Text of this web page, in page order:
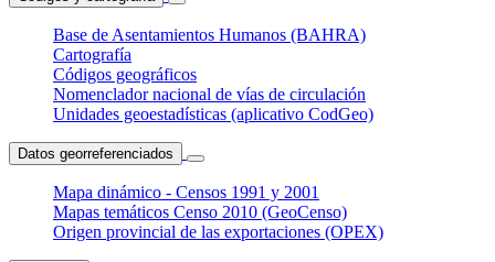
Base de Asentamientos Humanos (BAHRA)
Cartografía
Códigos geográficos
Nomenclador nacional de vías de circulación
Unidades geoestadísticas (aplicativo CodGeo)
Datos georreferenciados
Mapa dinámico - Censos 1991 y 2001
Mapas temáticos Censo 2010 (GeoCenso)
Origen provincial de las exportaciones (OPEX)